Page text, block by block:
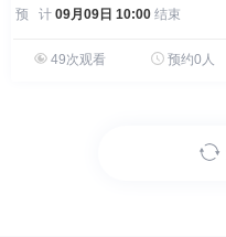
预 计 09月09日 10:00 结束
49次观看 预约0人